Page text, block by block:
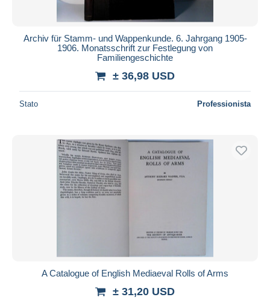
Archiv für Stamm- und Wappenkunde. 6. Jahrgang 1905-
1906. Monatsschrift zur Festlegung von
Familiengeschichte
± 36,98 USD
Stato Professionista
A Catalogue of English Mediaeval Rolls of Arms
± 31,20 USD